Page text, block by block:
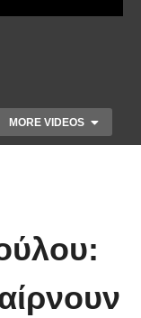
MORE VIDEOS
το